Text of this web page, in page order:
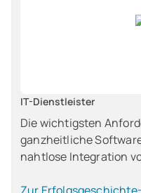
IT-Dienstleister
Die wichtigsten
ganzheitliche
nahtlose Integration